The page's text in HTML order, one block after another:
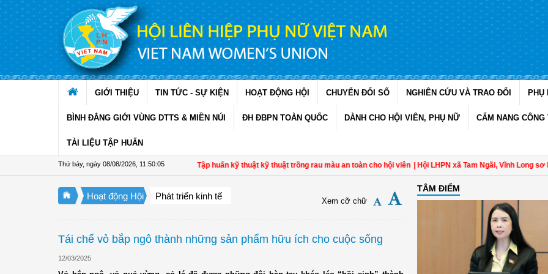
Truy cập nội dung luôn
GIỚI THIỆU TIN TỨC - SỰ KIỆN HOẠT ĐỘNG HỘI CHUYỂN ĐỔI SỐ NGHIÊN CỨU VÀ TRAO ĐỔI PHỤ
BÌNH ĐẲNG GIỚI VÙNG DTTS & MIỀN NÚI ĐH ĐBPN TOÀN QUỐC DÀNH CHO HỘI VIÊN, PHỤ NỮ CẨM NANG CÔNG
TÀI LIỆU TẬP HUẤN
Thứ bảy, ngày 08/08/2026 11:50:07
Hội LHPN xã Ninh Quới, Cà Mau: Tập huấn kỹ thuật kỹ thuật trồng rau màu an toàn cho hội viên | Hội LHPN xã Tam Ngãi, Vĩnh Long sơ kết công
Hoạt động Hội Phát triển kinh tế Xem cỡ chữ
Tái chế vỏ bắp ngô thành những sản phẩm hữu ích cho cuộc sống
12/03/2025
TÂM ĐIỂM